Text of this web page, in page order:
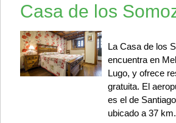
Casa de los
La Casa de los
encuentra en
Lugo, y ofrece
gratuita. El
es el de
ubicado a 37 km.